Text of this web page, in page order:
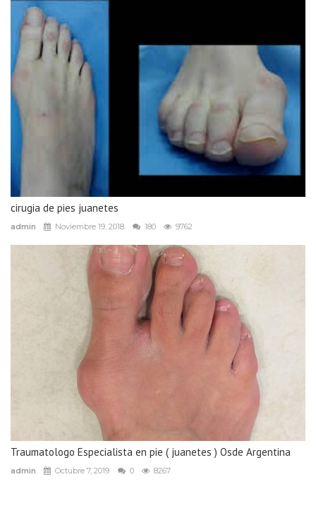
cirugia de pies juanetes
admin Noviembre 19, 2018 180 9762
Traumatologo Especialista en pie ( juanetes ) Osde Argentina
admin Octubre 7, 2019 0 8267